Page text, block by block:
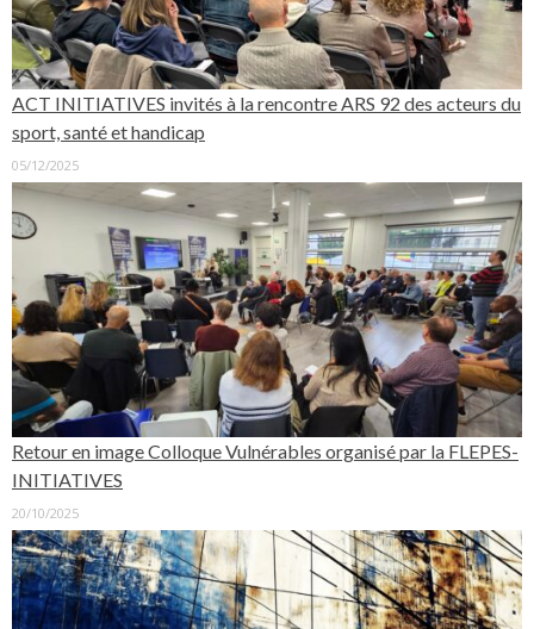
ACT INITIATIVES invités à la rencontre ARS 92 des acteurs du
sport, santé et handicap
05/12/2025
Retour en image Colloque Vulnérables organisé par la FLEPES-
INITIATIVES
20/10/2025